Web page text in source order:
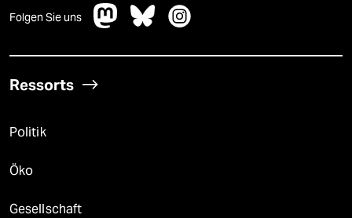
Folgen Sie uns
Ressorts
Politik
Öko
Gesellschaft